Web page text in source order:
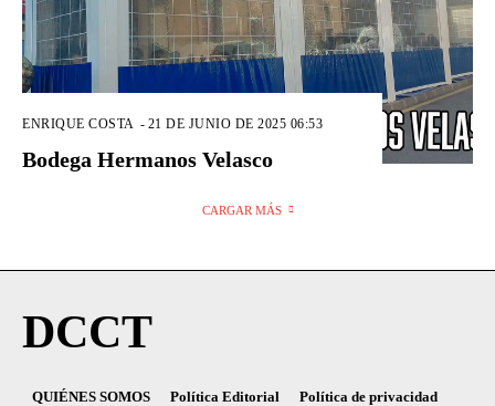
ENRIQUE COSTA - 21 DE JUNIO DE 2025 06:53
Bodega Hermanos Velasco
CARGAR MÁS
DCCT
QUIÉNES SOMOS Política Editorial Política de privacidad